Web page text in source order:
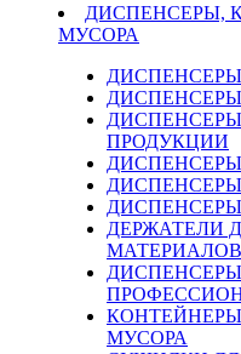
ДИСПЕНСЕРЫ,
МУСОРА
ПРОДУКЦИИ
ДЕРЖАТЕЛИ
МАТЕРИАЛОВ
МУСОРА